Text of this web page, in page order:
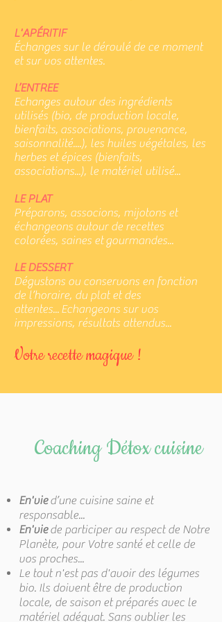
L'APÉRITIF
Échanges sur le déroulé de ce moment
et sur vos attentes.
L’ENTREE
Echanges autour des ingrédients
utilisés (bio, de production locale,
bienfaits, associations, provenance,
saisonnalité....), les huiles végétales, les
herbes et épices (bienfaits,
associations...), le matériel utilisé...
LE PLAT
Préparons, associons, mijotons et
échangeons autour de recettes
colorées, saines etgourmandes...
LE DESSERT
Dégustons ou conservons en fonction
de l’horaire, du plat et des
attentes... Echangeons sur vos
impressions, résultats attendus...
Votre recette magique !
Coaching Détox cuisine
En'vied’une cuisine saine et
responsable...
En'viede participer au respect de Notre
Planète, pour Votre santé et celle de
vos proches...
Le tout n'est pas d'avoir des légumes
bio. Ils doivent être de production
locale, de saison et préparés avec le
matériel adéquat. Sans oublier les